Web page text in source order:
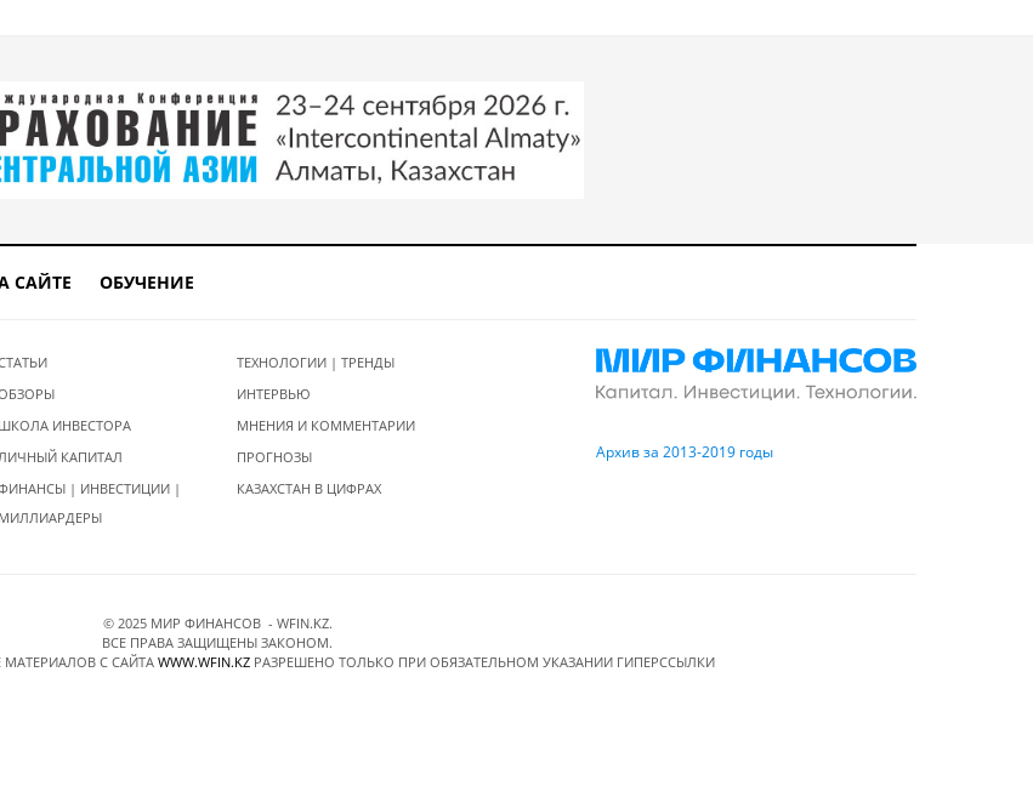
САЙТЕ ОБУЧЕНИЕ
ШКОЛА ИНВЕСТОРА
ЛИЧНЫЙ КАПИТАЛ
| ИНВЕСТИЦИИ |
МИЛЛИАРДЕРЫ
ТЕХНОЛОГИИ | ТРЕНДЫ
ИНТЕРВЬЮ
МНЕНИЯ И КОММЕНТАРИИ
ПРОГНОЗЫ
КАЗАХСТАН В ЦИФРАХ
Архив за 2013-2019 годы
© 2025 МИР ФИНАНСОВ - WFIN.KZ.
ВСЕ ПРАВА ЗАЩИЩЕНЫ ЗАКОНОМ.
C САЙТА WWW.WFIN.KZ РАЗРЕШЕНО ТОЛЬКО ПРИ ОБЯЗАТЕЛЬНОМ УКАЗАНИИ ГИПЕРССЫЛКИ